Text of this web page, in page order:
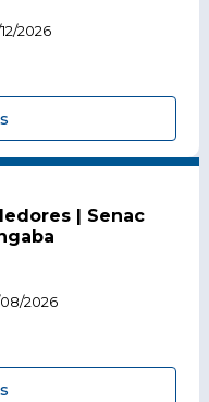
2026
| Senac
2026